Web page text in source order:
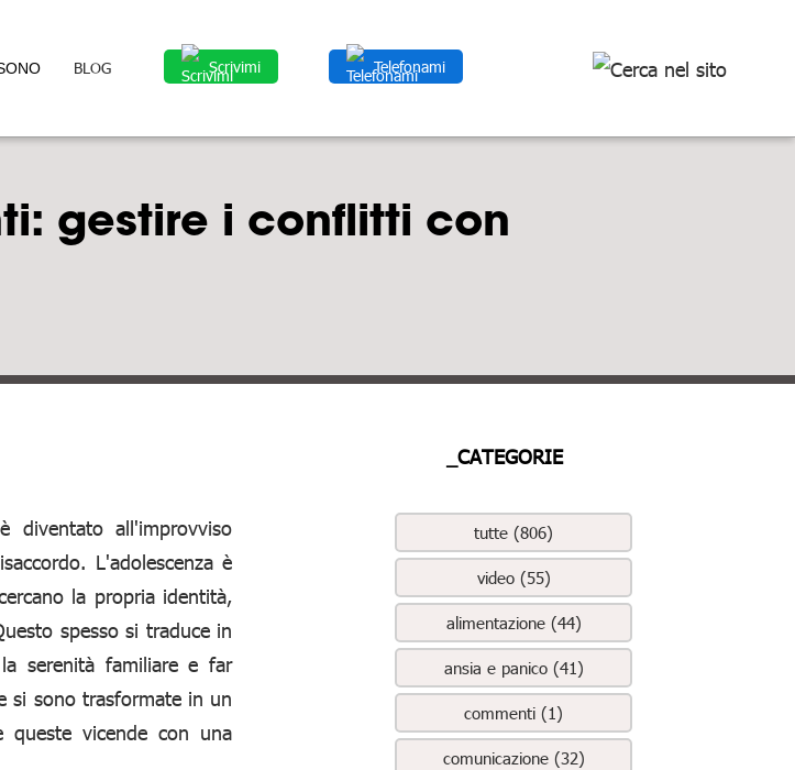
BLOG Scrivimi Telefonami
gestire i conflitti con
all'improvviso
L'adolescenza è
la propria identità,
spesso si traduce in
serenità familiare e far
si sono trasformate in un
vicende con una
_CATEGORIE
tutte (806)
video (55)
alimentazione (44)
ansia e panico (41)
commenti (1)
comunicazione (32)